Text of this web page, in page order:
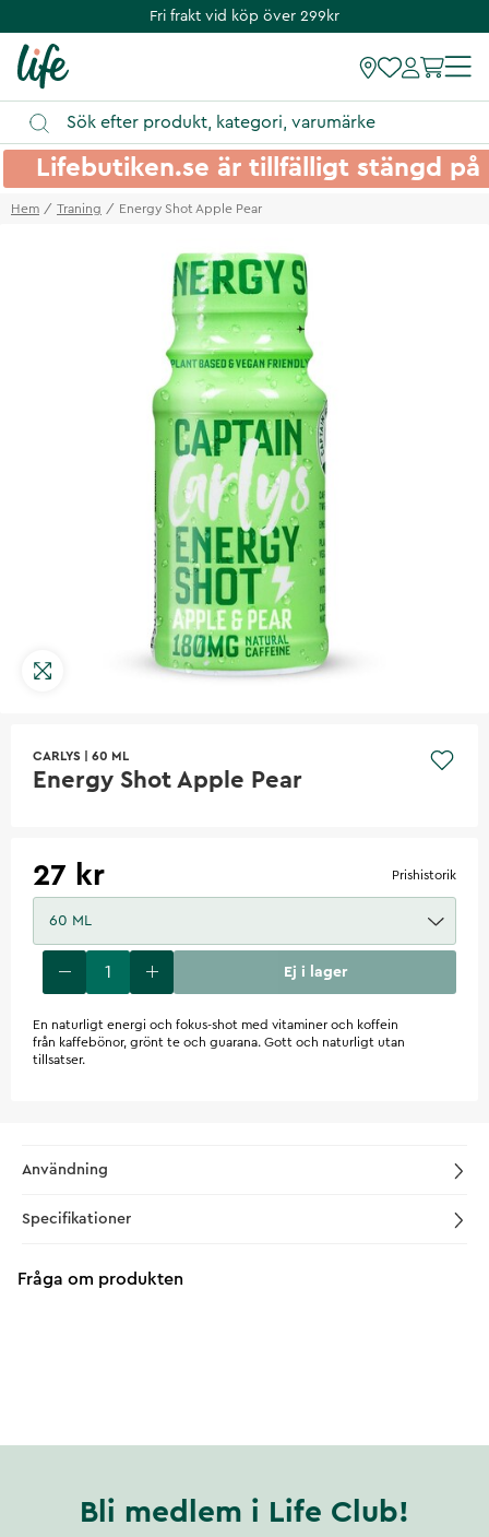
Fri frakt vid köp över 299kr
Lifebutiken.se är tillfälligt stängd
Hem Traning Energy Shot Apple Pear
CARLYS 60 ML
Energy Shot Apple Pear
27 kr Prishistorik
60 ML
Ej i lager
En naturligt energi och fokus-shot med vitaminer och koffein
från kaffebönor, grönt te och guarana. Gott och naturligt utan
tillsatser.
Användning
Specifikationer
Fråga om produkten
Bli medlem i Life Club!